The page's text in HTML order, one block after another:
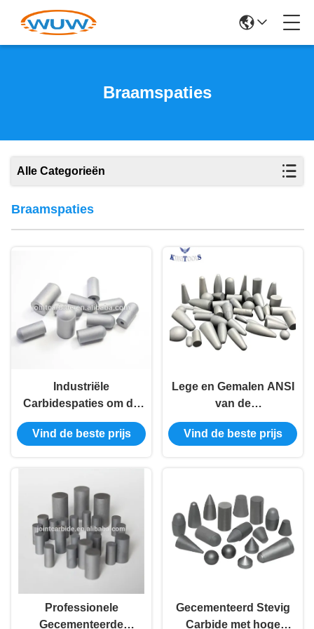
Braamspaties
Alle Categorieën
Braamspaties
Industriële
Carbidespaties om de
Spaties Hoge Slijtage
en Hardheid van de
Vind de beste prijs
Lege en Gemalen ANSI
van de
Bouwhulponderdelen
van Braamspaties Norm
Vind de beste prijs
Professionele
Gecementeerde
Gecementeerd Stevig
Carbide met hoge